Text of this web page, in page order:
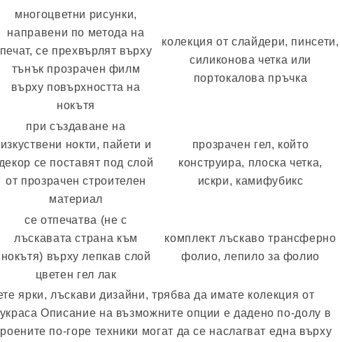
многоцветни рисунки,
направени по метода на
печат, се прехвърлят върху
тънък прозрачен филм
върху повърхността на
нокътя
колекция от слайдери, пинсети,
силиконова четка или
портокалова пръчка
при създаване на
изкуствени нокти, пайети и
декор се поставят под слой
от прозрачен строителен
материал
прозрачен гел, който
конструира, плоска четка,
искри, камифубикс
се отпечатва (не с
лъскавата страна към
нокътя) върху лепкав слой
цветен гел лак
комплект лъскаво трансферно
фолио, лепило за фолио
ярки, лъскави дизайни, трябва да имате колекция от
Описание на възможните опции е дадено по-долу в
по-горе техники могат да се наслагват една върху